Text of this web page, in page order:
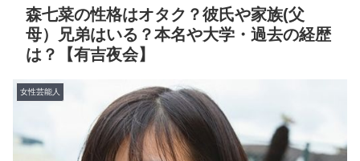
森七菜の性格はオタク？彼氏や家族(父
母）兄弟はいる？本名や大学・過去の経歴
は？【有吉夜会】
女性芸能人